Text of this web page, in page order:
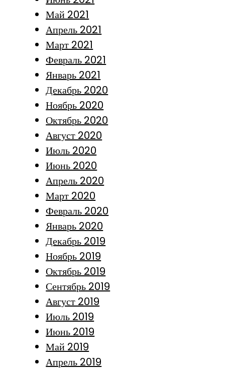
Май 2021
Апрель 2021
Март 2021
Февраль 2021
Январь 2021
Декабрь 2020
Ноябрь 2020
Октябрь 2020
Август 2020
Июль 2020
Июнь 2020
Апрель 2020
Март 2020
Февраль 2020
Январь 2020
Декабрь 2019
Ноябрь 2019
Октябрь 2019
Сентябрь 2019
Август 2019
Июль 2019
Июнь 2019
Май 2019
Апрель 2019